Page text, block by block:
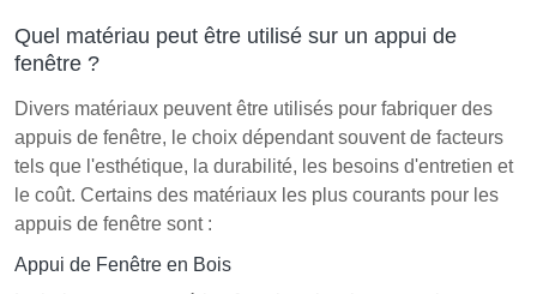
Quel matériau peut être utilisé sur un appui de
fenêtre ?
Divers matériaux peuvent être utilisés pour fabriquer des
appuis de fenêtre, le choix dépendant souvent de facteurs
tels que l'esthétique, la durabilité, les besoins d'entretien et
le coût. Certains des matériaux les plus courants pour les
appuis de fenêtre sont :
Appui de Fenêtre en Bois